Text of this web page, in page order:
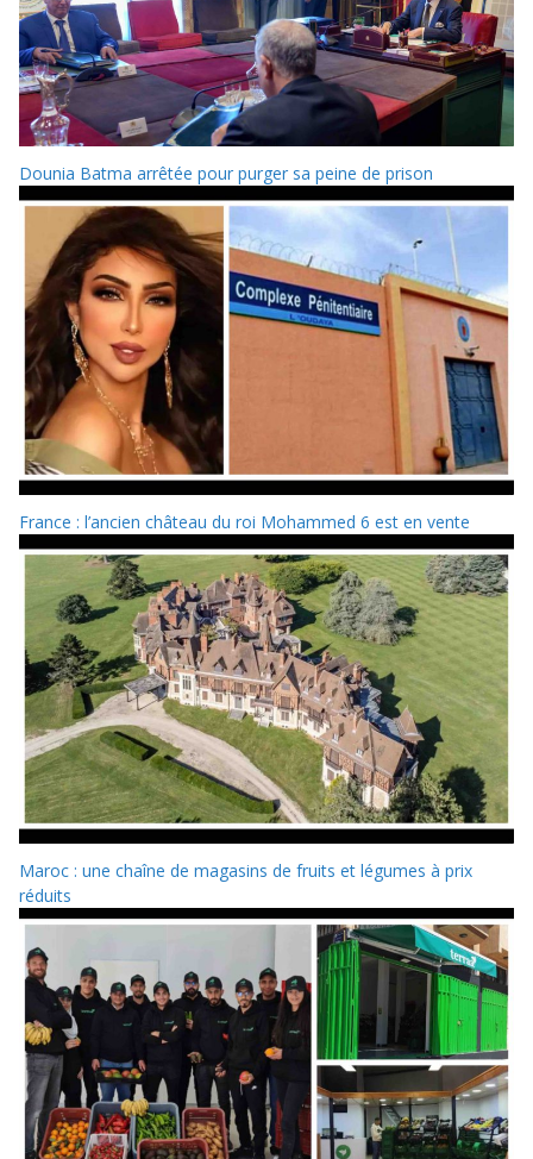
Dounia Batma arrêtée pour purger sa peine de prison
France : l’ancien château du roi Mohammed 6 est en vente
Maroc : une chaîne de magasins de fruits et légumes à prix
réduits